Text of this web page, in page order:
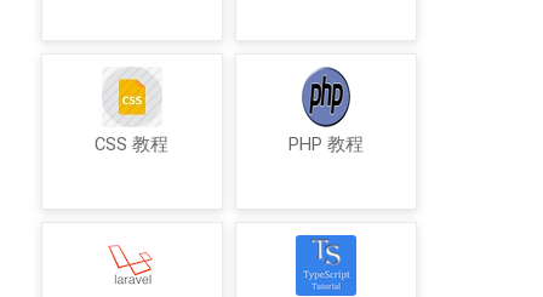
CSS 教程 PHP 教程